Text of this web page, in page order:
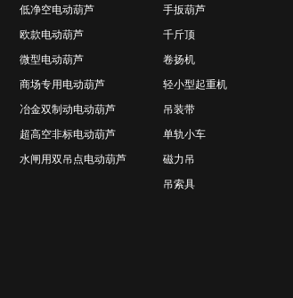
低净空电动葫芦
欧款电动葫芦
微型电动葫芦
商场专用电动葫芦
冶金双制动电动葫芦
超高空非标电动葫芦
水闸用双吊点电动葫芦
手扳葫芦
千斤顶
卷扬机
轻小型起重机
吊装带
单轨小车
磁力吊
吊索具